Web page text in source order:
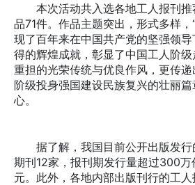
本次活动共入选各地工人报刊推
品71件。作品主题突出，形式多样，
现了百年来在中国共产党的坚强领
得的辉煌成就，彰显了中国工人阶
重担的光荣传统与优良作风，更传
阶级投身强国建设民族复兴的壮丽
心。
据了解，我国目前公开出版发行
期刊12家，报刊期发行量超过300
元。此外，各地内部出版刊行的工人